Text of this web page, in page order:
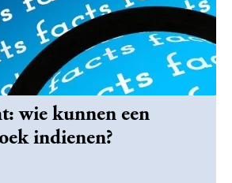
wie kunnen een
indienen?